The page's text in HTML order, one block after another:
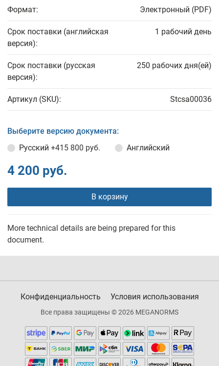
Формат: Электронный (PDF)
Срок поставки (английская
версия):
1 рабочий день
Срок поставки (русская
версия):
250 рабочих дня(ей)
Артикул (SKU): Stcsa00036
Выберите версию документа:
Русский +415 800 руб. Английский
4 200 руб.
В корзину
More technical details are being prepared for this
document.
Конфиденциальность Условия использования
Все права защищены © 2026 MEGANORMS